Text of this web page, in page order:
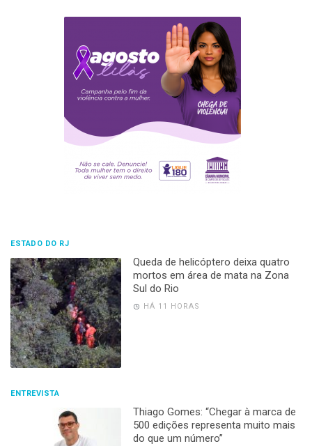
ESTADO DO RJ
Queda de helicóptero deixa quatro
mortos em área de mata na Zona
Sul do Rio
HÁ 11 HORAS
ENTREVISTA
Thiago Gomes: “Chegar à marca de
500 edições representa muito mais
do que um número”